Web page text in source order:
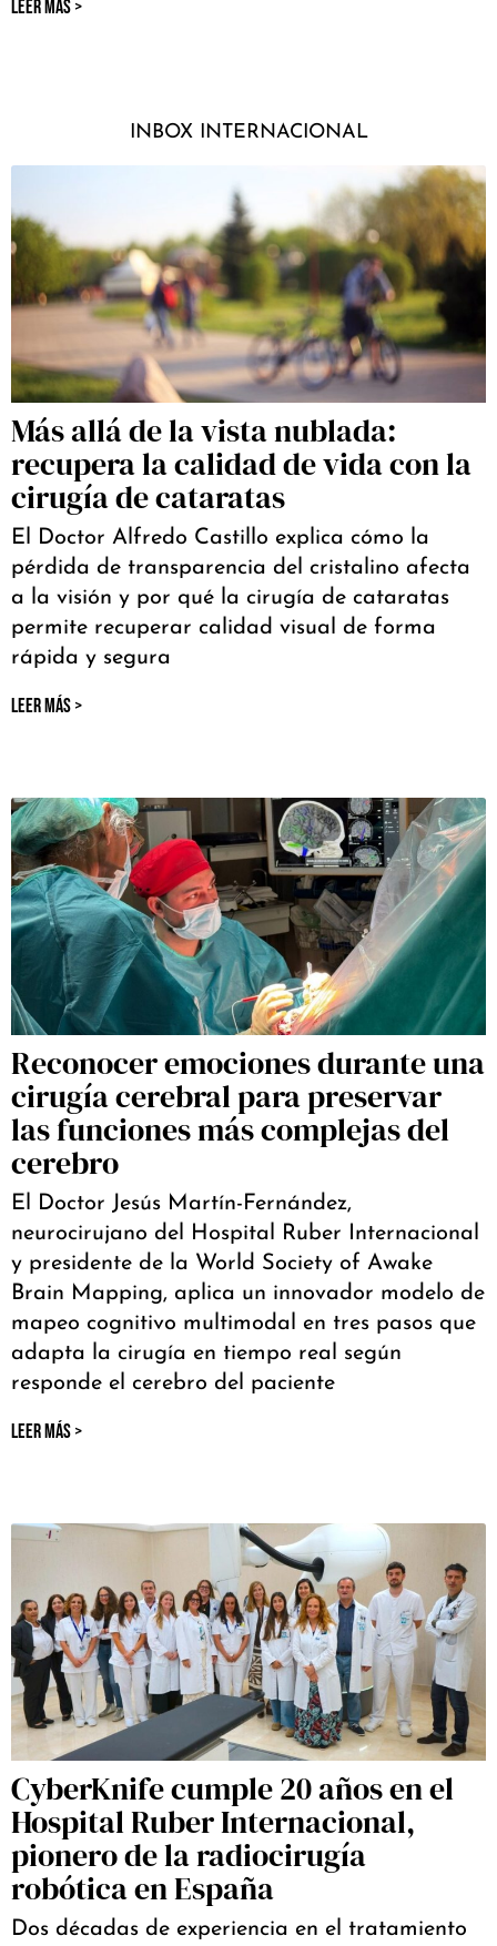
LEER MÁS >
INBOX INTERNACIONAL
Más allá de la vista nublada:
recupera la calidad de vida con la
cirugía de cataratas
El Doctor Alfredo Castillo explica cómo la
pérdida de transparencia del cristalino afecta
a la visión y por qué la cirugía de cataratas
permite recuperar calidad visual de forma
rápida y segura
LEER MÁS >
Reconocer emociones durante una
cirugía cerebral para preservar
las funciones más complejas del
cerebro
El Doctor Jesús Martín-Fernández,
neurocirujano del Hospital Ruber Internacional
y presidente de la World Society of Awake
Brain Mapping, aplica un innovador modelo de
mapeo cognitivo multimodal en tres pasos que
adapta la cirugía en tiempo real según
responde el cerebro del paciente
LEER MÁS >
CyberKnife cumple 20 años en el
Hospital Ruber Internacional,
pionero de la radiocirugía
robótica en España
Dos décadas de experiencia en el tratamiento